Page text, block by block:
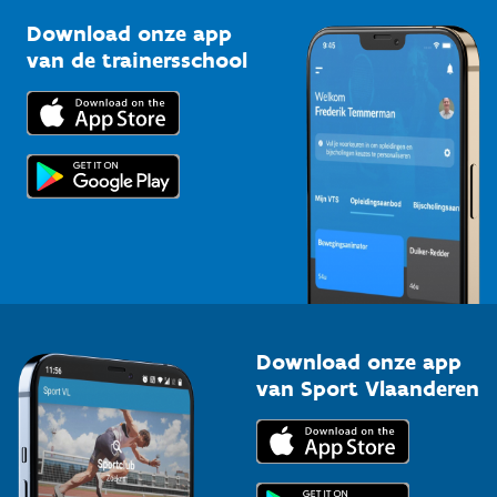
Bedrijven
Trainers en begeleiders
Topsporters
Kennisplatform
Downloads
Voor de pers
Download onze app
van de trainersschool
Download onze app
van Sport Vlaanderen